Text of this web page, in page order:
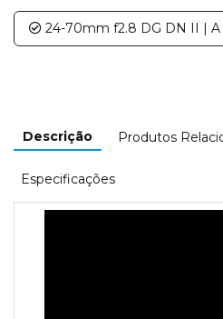
24-70mm f2.8 DG DN II |
Descrição Produtos
Especificações